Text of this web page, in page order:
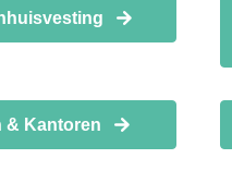
& Kantoren